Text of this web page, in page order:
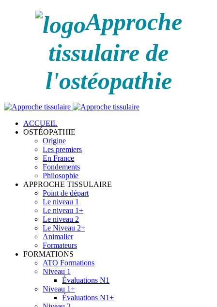
Approche
tissulaire de
l'ostéopathie
ACCUEIL
OSTÉOPATHIE
Origine
Les premiers
En France
Fondements
Philosophie
APPROCHE TISSULAIRE
Point de départ
Le niveau 1
Le niveau 1+
Le niveau 2
Le Niveau 2+
Animalier
Formateurs
FORMATIONS
ATO Formations
Niveau 1
Évaluations N1
Niveau 1+
Évaluations N1+